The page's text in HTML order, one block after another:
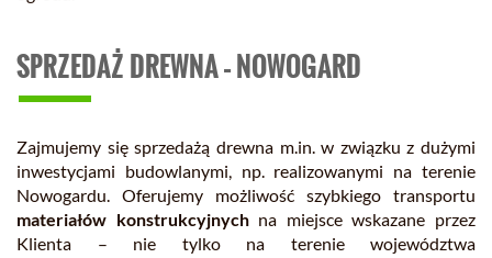
SPRZEDAŻ DREWNA – NOWOGARD
Zajmujemy się sprzedażą drewna m.in. w związku z dużymi
inwestycjami budowlanymi, np. realizowanymi na terenie
Nowogardu. Oferujemy możliwość szybkiego transportu
materiałów konstrukcyjnychna miejsce wskazane przez
Klienta – nie tylko na terenie województwa